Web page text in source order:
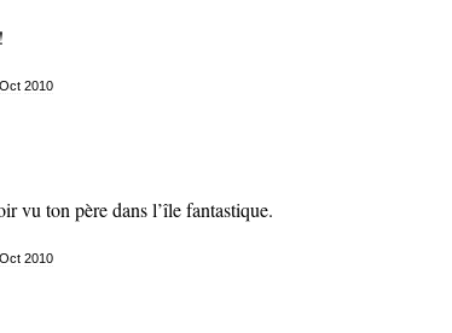
Oct 2010
vu ton père dans l’île fantastique.
Oct 2010